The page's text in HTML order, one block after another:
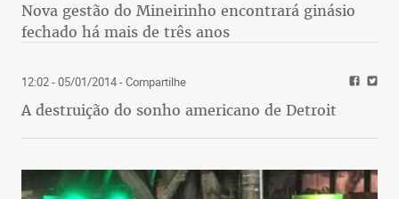
Nova gestão do Mineirinho encontrará ginásio
fechado há mais de três anos
12:02 - 05/01/2014- Compartilhe
A destruição do sonho americano de Detroit